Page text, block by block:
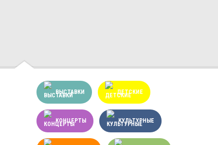
ВЫСТАВКИ ДЕТСКИЕ
КОНЦЕРТЫ КУЛЬТУРНЫЕ